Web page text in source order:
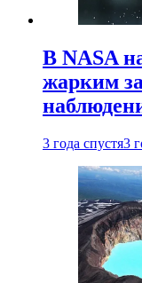
В NASA
жарким
3 года спустя3